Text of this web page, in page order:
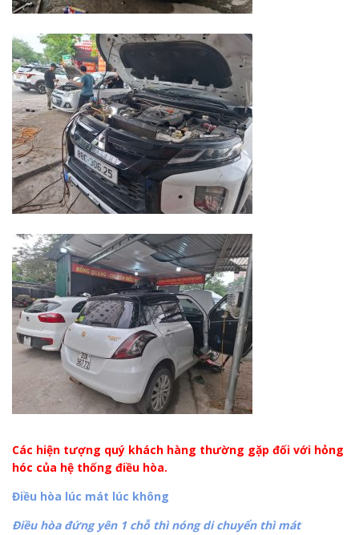
Các hiện tượng quý khách hàng thường gặp đối với hỏng
hóc của hệ thống điều hòa.
Điều hòa lúc mát lúc không
Điều hòa đứng yên 1 chỗ thì nóng di chuyển thì mát